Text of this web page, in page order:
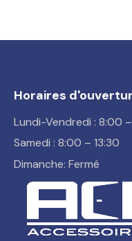
Horaires
Lundi-Vendredi : 8:00
Samedi : 8:00 – 13:30
Dimanche: Fermé